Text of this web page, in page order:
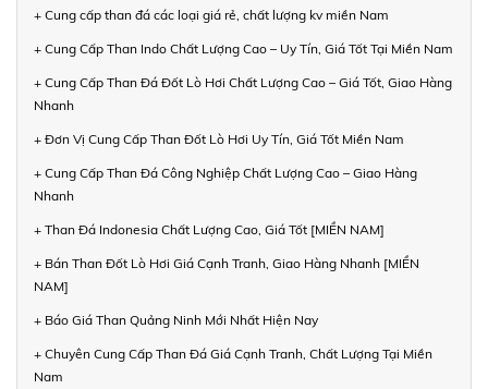
+ Cung cấp than đá các loại giá rẻ, chất lượng kv miền Nam
+ Cung Cấp Than Indo Chất Lượng Cao – Uy Tín, Giá Tốt Tại Miền Nam
+ Cung Cấp Than Đá Đốt Lò Hơi Chất Lượng Cao – Giá Tốt, Giao Hàng
Nhanh
+ Đơn Vị Cung Cấp Than Đốt Lò Hơi Uy Tín, Giá Tốt Miền Nam
+ Cung Cấp Than Đá Công Nghiệp Chất Lượng Cao – Giao Hàng
Nhanh
+ Than Đá Indonesia Chất Lượng Cao, Giá Tốt [MIỀN NAM]
+ Bán Than Đốt Lò Hơi Giá Cạnh Tranh, Giao Hàng Nhanh [MIỀN
NAM]
+ Báo Giá Than Quảng Ninh Mới Nhất Hiện Nay
+ Chuyên Cung Cấp Than Đá Giá Cạnh Tranh, Chất Lượng Tại Miền
Nam